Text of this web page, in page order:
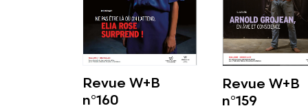
Revue W+B
n°160
Revue W+B
n°159